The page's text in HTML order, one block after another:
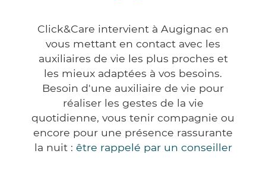
Click&Care intervient à Augignac en
vous mettant en contact avec les
auxiliaires de vie les plus proches et
les mieux adaptées à vos besoins.
Besoin d'une auxiliaire de vie pour
réaliser les gestes de la vie
quotidienne, vous tenir compagnie ou
encore pour une présence rassurante
la nuit : être rappelé par un conseiller